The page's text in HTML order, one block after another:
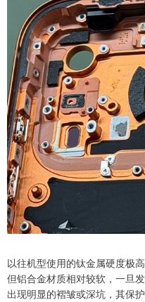
以往机型使用的钛金属硬度极
但铝合金材质相对较软，一旦
出现明显的褶皱或深坑，其保护